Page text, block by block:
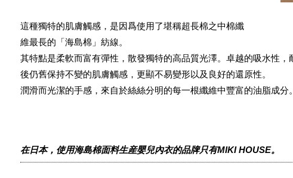
這種獨特的肌膚觸感，是因爲使用了堪稱超長棉之中棉纖
維最長的「海島棉」紡線。
其特點是柔軟而富有彈性，散發獨特的高品質光澤。卓越的吸水性，
後仍舊保持不變的肌膚觸感，更顯不易變形以及良好的還原性。
潤滑而光潔的手感，來自於絲絲分明的每一根纖維中豐富的油脂成分
在日本，使用海島棉面料生産嬰兒內衣的品牌只有MIKI HOUSE。